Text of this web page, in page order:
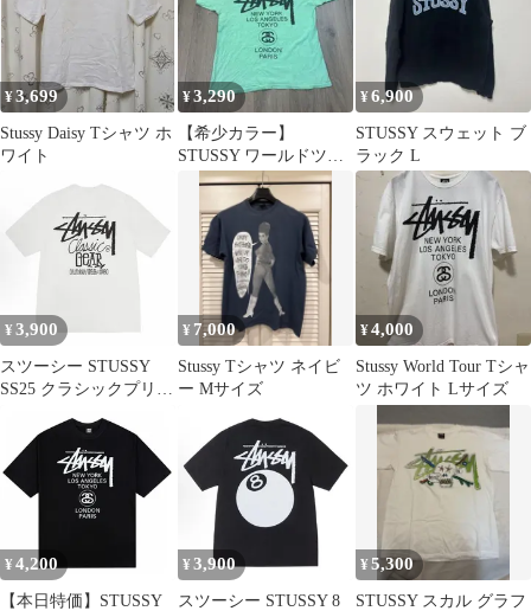
トカジュアル コットン
¥3,699
Stussy Daisy Tシャツ ホ
ワイト
¥3,290
【希少カラー】
STUSSY ワールドツア
ー Tシャツ M ミントグ
リーン 緑
¥6,900
STUSSY スウェット ブ
ラック L
¥ 3,900
スツーシー STUSSY
SS25 クラシックプリン
シャツ 男女兼用
¥ 7,000
Stussy Tシャツ ネイビ
ー Mサイズ
¥4,000
Stussy World Tour Tシャ
ツ ホワイト Lサイズ
¥ 4,200
【本日特価】STUSSY
¥ 3,900
スツーシー STUSSY 8
¥5,300
STUSSY スカル グラフ